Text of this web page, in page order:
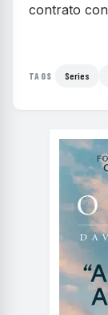
contrato
TAGS Series